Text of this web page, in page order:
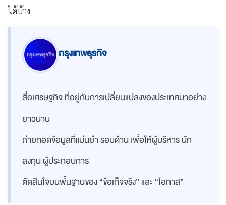
ได้บ้าง
กรุงเทพธุรกิจ
สื่อเศรษฐกิจ ที่อยู่กับการเปลี่ยนแปลงของประเทศมาอย่าง
ยาวนาน
ถ่ายทอดข้อมูลที่แม่นยำ รอบด้าน เพื่อให้ผู้บริหาร นัก
ลงทุน ผู้ประกอบการ
ตัดสินใจบนพื้นฐานของ “ข้อเท็จจริง” และ “โอกาส”